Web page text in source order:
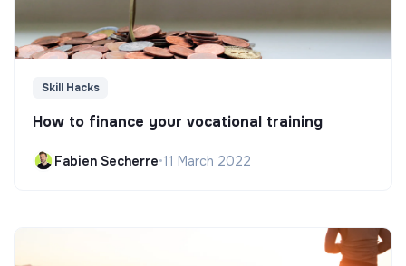
Skill Hacks
How to finance your vocational training
Fabien Secherre•11 March 2022